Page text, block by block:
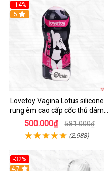
-14%
Hot
5
Lovetoy Vagina Lotus silicone
rung êm cao cấp cốc thủ dâm
nam
500.000₫ 581.000₫
(2,988)
-32%
Hot
4.7